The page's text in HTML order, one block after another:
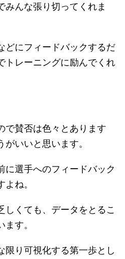
みんな張り切ってくれま
どにフィードバックするだ
トレーニングに励んでくれ
で賛否は色々とあります
いいと思います。
に選手へのフィードバック
ね。
しくても、データをとるこ
す。
限り可視化する第一歩とし